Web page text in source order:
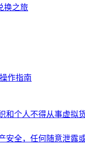
换之旅
作指南
个人不得从事虚
全，任何随意泄